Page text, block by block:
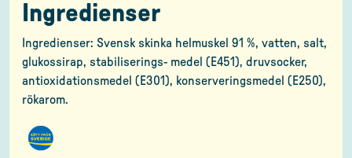
Ingredienser
Ingredienser: Svensk skinka helmuskel 91 %, vatten, salt,
glukossirap, stabiliserings- medel (E451), druvsocker,
antioxidationsmedel (E301), konserveringsmedel (E250),
rökarom.